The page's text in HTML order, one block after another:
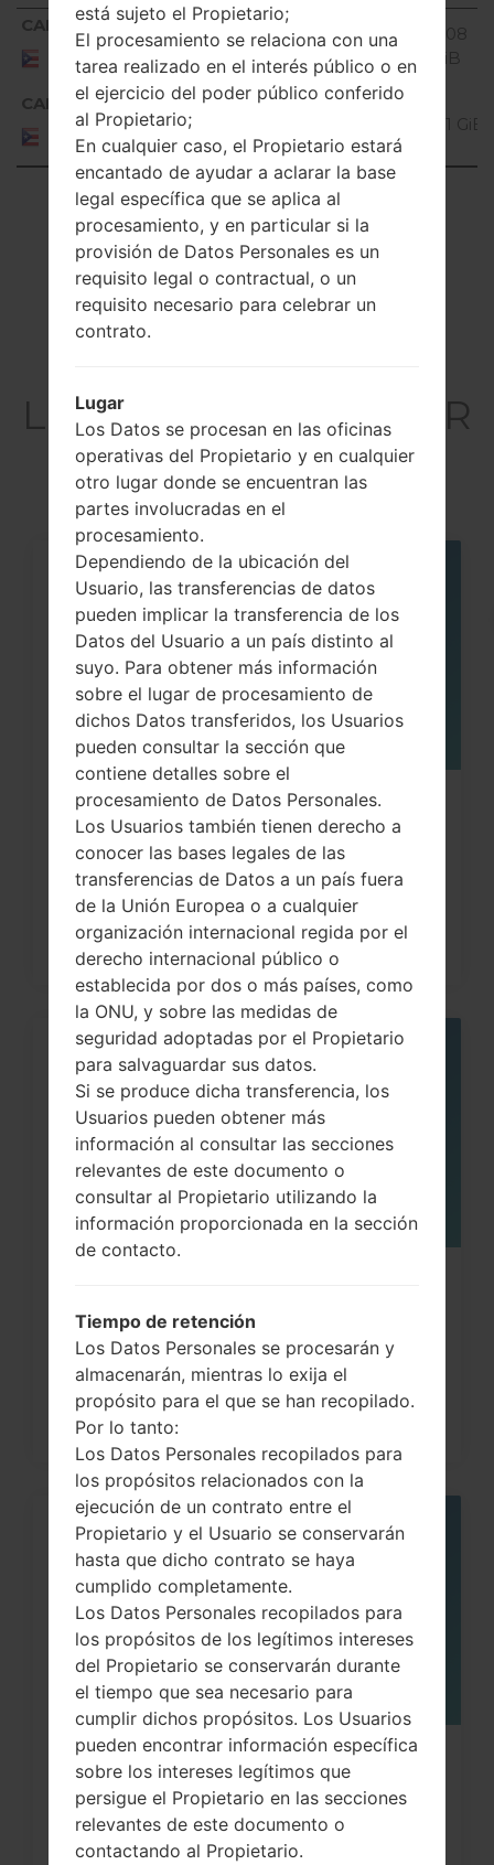
Región Nombre de archivo
CAP
Puerto
Rico
H820PR10c_00_0715.kdz
Unknown
2.08
GiB
CAP
Puerto
Rico
H820PR20a_00_1123.kdz
Android
Nougat
2.1 GiB
Showing 1 to 2 of 2 entries
Previous 1 Next
LGH820PR(LGH820PR
) akaLG G5
Cómo hacer Reinicio Completo en
LG G3, G4, G5 , G7...
a través del código...
¿Cómo restablecer datos de fábrica
a través del menú...
está sujeto el Propietario;
El procesamiento se relaciona con una
tarea realizado en el interés público o en
el ejercicio del poder público conferido
al Propietario;
En cualquier caso, el Propietario estará
encantado de ayudar a aclarar la base
legal específica que se aplica al
procesamiento, y en particular si la
provisión de Datos Personales es un
requisito legal o contractual, o un
requisito necesario para celebrar un
contrato.
Lugar
Los Datos se procesan en las oficinas
operativas del Propietario y en cualquier
otro lugar donde se encuentran las
partes involucradas en el
procesamiento.
Dependiendo de la ubicación del
Usuario, las transferencias de datos
pueden implicar la transferencia de los
Datos del Usuario a un país distinto al
suyo. Para obtener más información
sobre el lugar de procesamiento de
dichos Datos transferidos, los Usuarios
pueden consultar la sección que
contiene detalles sobre el
procesamiento de Datos Personales.
Los Usuarios también tienen derecho a
conocer las bases legales de las
transferencias de Datos a un país fuera
de la Unión Europea o a cualquier
organización internacional regida por el
derecho internacional público o
establecida por dos o más países, como
la ONU, y sobre las medidas de
seguridad adoptadas por el Propietario
para salvaguardar sus datos.
Si se produce dicha transferencia, los
Usuarios pueden obtener más
información al consultar las secciones
relevantes de este documento o
consultar al Propietario utilizando la
información proporcionada en la sección
de contacto.
Tiempo de retención
Los Datos Personales se procesarán y
almacenarán, mientras lo exija el
propósito para el que se han recopilado.
Por lo tanto:
Los Datos Personales recopilados para
los propósitos relacionados con la
ejecución de un contrato entre el
Propietario y el Usuario se conservarán
hasta que dicho contrato se haya
cumplido completamente.
Los Datos Personales recopilados para
los propósitos de los legítimos intereses
del Propietario se conservarán durante
el tiempo que sea necesario para
cumplir dichos propósitos. Los Usuarios
pueden encontrar información específica
sobre los intereses legítimos que
persigue el Propietario en las secciones
relevantes de este documento o
contactando al Propietario.